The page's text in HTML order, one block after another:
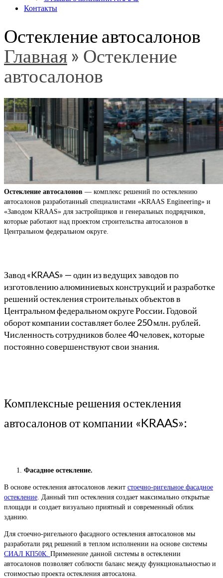
Контакты
Остекление автосалонов
Главная » Остекление
автосалонов
Остекление автосалонов — комплекс решений по остеклению
автосалонов разработанный специалистами «KRAAS Engineering» и
«Заводом KRAAS» для застройщиков и генеральных подрядчиков,
которые работают над проектом строительства автосалонов в
Центральном федеральном округе.
Завод «KRAAS» — один из ведущих заводов по
изготовлению алюминиевых конструкций и разработке
решений остекления строительных объектов в
Центральном федеральном округе России. Годовой
оборот компании составляет более 250 млн. рублей.
Численность сотрудников более 40 человек, которые
постоянно совершенствуют свои знания.
Комплексные решения остекления
автосалонов от компании «KRAAS»:
Фасадное остекление.
В основе остекления автосалонов лежит стоечно-ригельное фасадное
остекление . Данный тип остекления создает максимально открытые
площади и создает визуально приятный и современный облик
зданию.
Для стоечно-ригельного фасадного остекления автосалонов мы
разработали ряд решений в теплом исполнении на основе системы
СИАЛ КП50К. Применение данной системы в остеклении
автосалонов позволяет соблюсти баланс между функциональностью и
стоимостью проекта остекления автосалона.